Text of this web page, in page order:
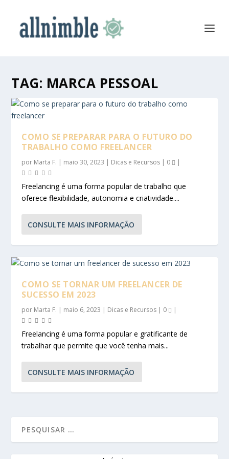
TAG: MARCA PESSOAL
COMO SE PREPARAR PARA O FUTURO DO
TRABALHO COMO FREELANCER
por Marta F. | maio 30, 2023 | Dicas e Recursos | 0 |
Freelancing é uma forma popular de trabalho que
oferece flexibilidade, autonomia e criatividade....
CONSULTE MAIS INFORMAÇÃO
COMO SE TORNAR UM FREELANCER DE
SUCESSO EM 2023
por Marta F. | maio 6, 2023 | Dicas e Recursos | 0 |
Freelancing é uma forma popular e gratificante de
trabalhar que permite que você tenha mais...
CONSULTE MAIS INFORMAÇÃO